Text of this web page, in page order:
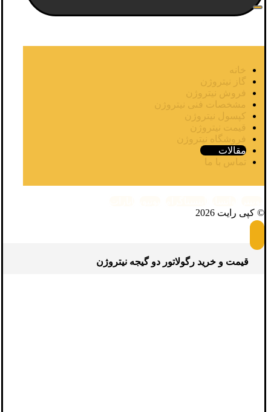
خانه
گاز نیتروژن
فروش نیتروژن
مشخصات فنی نیتروژن
کپسول نیتروژن
قیمت نیتروژن
فروشگاه نیتروژن
مقالات
تماس با ما
© کپی رایت 2026
قیمت و خرید رگولاتور دو گیجه نیتروژن